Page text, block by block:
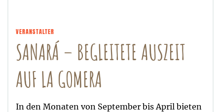
VERANSTALTER
SANARÁ – BEGLEITETE AUSZEIT
AUF LA GOMERA
In den Monaten von September bis April bieten